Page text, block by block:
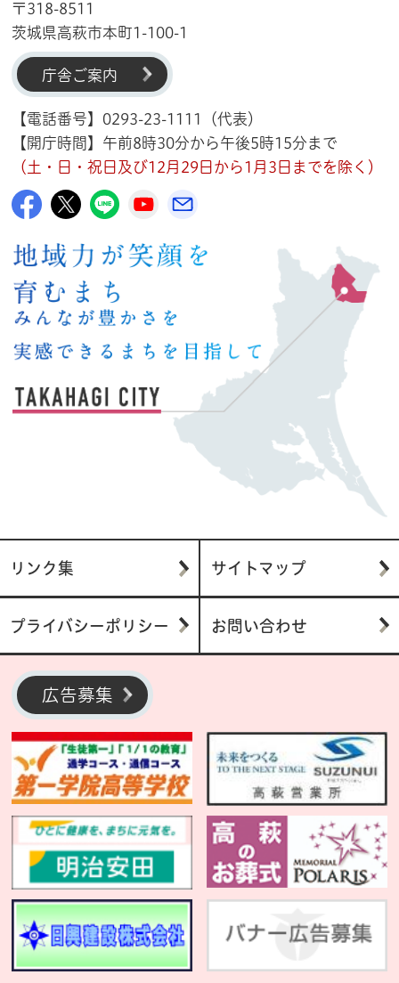
〒318-8511
茨城県高萩市本町1-100-1
庁舎ご案内
【電話番号】0293-23-1111（代表）
【開庁時間】午前8時30分から午後5時15分まで
（土・日・祝日及び12月29日から1月3日までを除く）
高萩市公式Facebook
高萩市公式X
高萩市公式LINE
高萩市YouTube公式チャンネル
リンク集 サイトマップ
プライバシーポリシー お問い合わせ
広告募集